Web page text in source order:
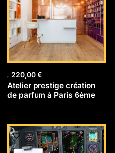
220,00 €
Atelier prestige création
de parfum à Paris 6ème